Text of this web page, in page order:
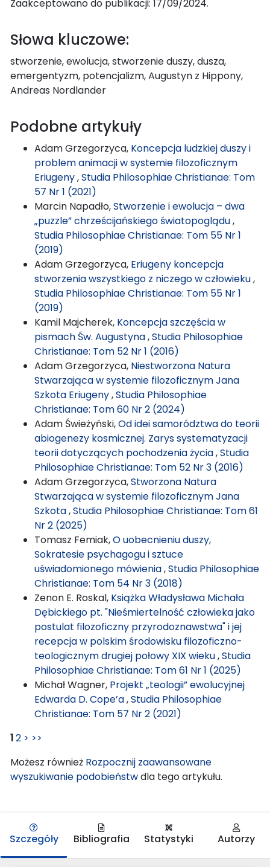
Zaakceptowano do publikacji: 17/09/2024.
Słowa kluczowe:
stworzenie, ewolucja, stworzenie duszy, dusza,
emergentyzm, potencjalizm, Augustyn z Hippony,
Andreas Nordlander
Podobne artykuły
Adam Grzegorzyca, Koncepcja ludzkiej duszy i
problem animacji w systemie filozoficznym
Eriugeny,Studia Philosophiae Christianae: Tom
57 Nr 1 (2021)
Marcin Napadło,Stworzenie i ewolucja – dwa
„puzzle” chrześcijańskiego światopoglądu,
Studia Philosophiae Christianae: Tom 55 Nr 1
(2019)
Adam Grzegorzyca, Eriugeny koncepcja
stworzenia wszystkiego z niczego w człowieku,
Studia Philosophiae Christianae: Tom 55 Nr 1
(2019)
Kamil Majcherek, Koncepcja szczęścia w
pismach Św. Augustyna,Studia Philosophiae
Christianae: Tom 52 Nr 1 (2016)
Adam Grzegorzyca, Niestworzona Natura
Stwarzająca w systemie filozoficznym Jana
Szkota Eriugeny,Studia Philosophiae
Christianae: Tom 60 Nr 2 (2024)
Adam Świeżyński,Od idei samorództwa do teorii
abiogenezy kosmicznej. Zarys systematyzacji
teorii dotyczących pochodzenia życia,Studia
Philosophiae Christianae: Tom 52 Nr 3 (2016)
Adam Grzegorzyca,Stworzona Natura
Stwarzająca w systemie filozoficznym Jana
Szkota,Studia Philosophiae Christianae: Tom 61
Nr 2 (2025)
Tomasz Femiak,O uobecnieniu duszy,
Sokratesie psychagogu i sztuce
uświadomionego mówienia,Studia Philosophiae
Christianae: Tom 54 Nr 3 (2018)
Zenon E. Roskal, Książka Władysława Michała
Dębickiego pt. "Nieśmiertelność człowieka jako
postulat filozoficzny przyrodoznawstwa" i jej
recepcja w polskim środowisku filozoficzno-
teologicznym drugiej połowy XIX wieku,Studia
Philosophiae Christianae: Tom 61 Nr 1 (2025)
Michał Wagner, Projekt „teologii” ewolucyjnej
Edwarda D. Cope’a,Studia Philosophiae
Christianae: Tom 57 Nr 2 (2021)
12 > >>
Możesz również Rozpocznij zaawansowane
wyszukiwanie podobieństwdla tego artykułu.
Szczegóły Bibliografia Statystyki Autorzy